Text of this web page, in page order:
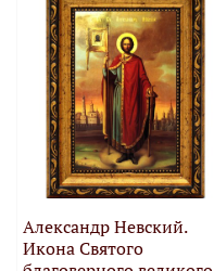
Александр Невский.
Икона Святого